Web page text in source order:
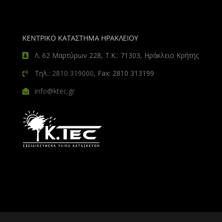
ΚΕΝΤΡΙΚΟ ΚΑΤΑΣΤΗΜΑ ΗΡΑΚΛΕΙΟΥ
Λ. 62 Μαρτύρων 228, Τ.Κ.: 71303, Ηράκλειο Κρήτης
Τηλ.: 2810 319000, Fax: 2810 313199
info@ktec.gr